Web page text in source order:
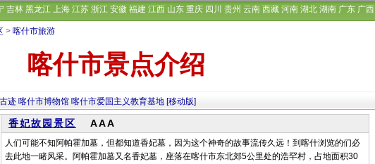
吉林 黑龙江 上海 江苏 浙江 安徽 福建 江西 山东 重庆 四川 贵州 云南 西藏 河南 湖北 湖南 广东 广西
> 喀什市旅游
喀什市景点介绍
迹 喀什市博物馆 喀什市爱国主义教育基地 [移动版]
香妃故园景区 AAA
人们可能不知阿帕霍加墓，但都知道香妃墓，因为这个神奇的故事流传久远！到喀什浏览的们必
去此地一睹风采。阿帕霍加墓又名香妃墓，座落在喀什市东北郊5公里处的浩罕村，占地面积30